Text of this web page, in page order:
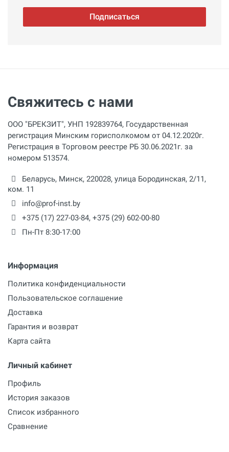
Подписаться
Свяжитесь с нами
ООО "БРЕКЗИТ", УНП 192839764, Государственная
регистрация Минским горисполкомом от 04.12.2020г.
Регистрация в Торговом реестре РБ 30.06.2021г. за
номером 513574.
Беларусь, Минск, 220028, улица Бородинская, 2/11,
ком. 11
info@prof-inst.by
+375 (17) 227-03-84, +375 (29) 602-00-80
Пн-Пт 8:30-17:00
Информация
Политика конфиденциальности
Пользовательское соглашение
Доставка
Гарантия и возврат
Карта сайта
Личный кабинет
Профиль
История заказов
Список избранного
Сравнение